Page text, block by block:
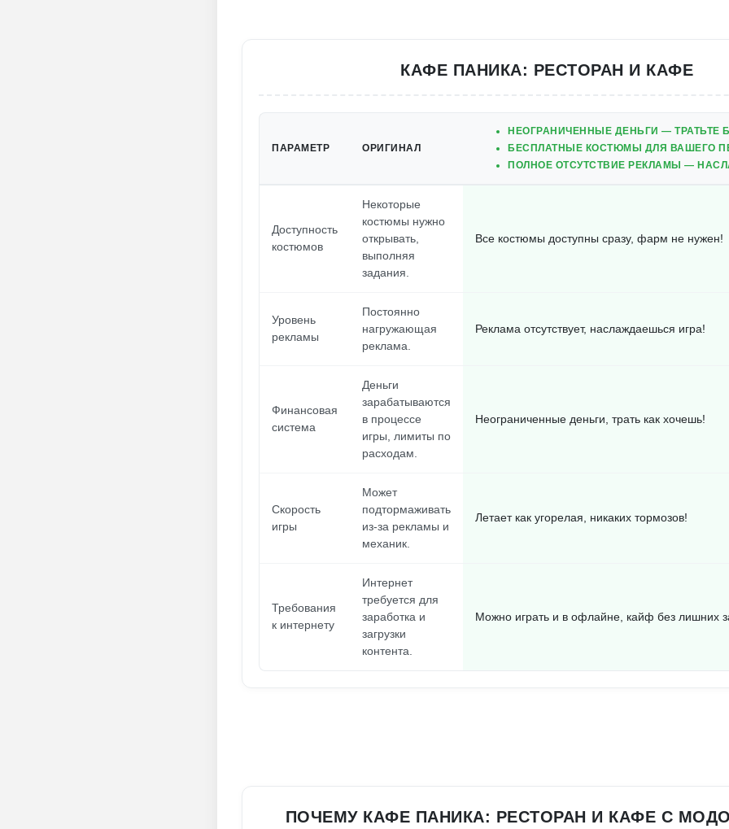
КАФЕ ПАНИКА: РЕСТОРАН И КАФЕ
ПАРАМЕТР ОРИГИНАЛ
НЕОГРАНИЧЕННЫЕ ДЕНЬГИ — ТРАТЬТЕ
БЕСПЛАТНЫЕ КОСТЮМЫ ДЛЯ ВАШЕГО
ПОЛНОЕ ОТСУТСТВИЕ РЕКЛАМЫ —
Доступность
костюмов
Некоторые
костюмы нужно
открывать,
выполняя
задания.
Все костюмы доступны сразу, фарм не нужен!
Уровень
рекламы
Постоянно
нагружающая
реклама.
Реклама отсутствует, наслаждаешься игра!
Финансовая
система
Деньги
зарабатываются
в процессе
игры, лимиты по
расходам.
Неограниченные деньги, трать как хочешь!
Скорость
игры
Может
подтормаживать
из-за рекламы и
механик.
Летает как угорелая, никаких тормозов!
Требования
к интернету
Интернет
требуется для
заработка и
загрузки
контента.
Можно играть и в офлайне, кайф без лишних
ПОЧЕМУ КАФЕ ПАНИКА: РЕСТОРАН И КАФЕ С